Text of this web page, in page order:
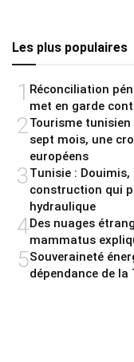
Les plus populaires
1 Réconciliation
met en garde
2 Tourisme
sept mois, une
européens
3Tunisie : Douimis,
construction qui
hydraulique
4Des nuages
mammatus
5Souveraineté
dépendance de la